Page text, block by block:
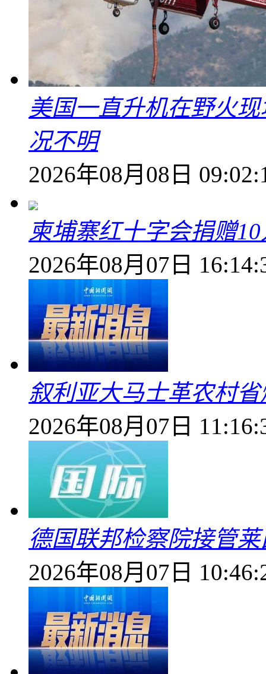
美国一直升机在野火
况不明
2026年08月08日
柬埔寨红十字会捐赠
2026年08月07日
叙利亚大马士革农村
2026年08月07日
德国联邦检察院接管
2026年08月07日